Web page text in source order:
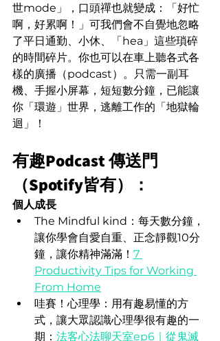
世mode」，口頭禪也就變成：「好忙
啊，好累啊！」可我們會不自覺地忽略
了平日通勤、小休、「hea」這些瑣碎
的時間碎片。你也可以在車上聽各式各
樣的廣播（podcast）。只需一副耳
機、手握小屏幕，短短數分鐘，已能讓
你「環遊」世界，逃離工作的「地獄輪
迴」！
有趣Podcast 傳送門
（Spotify皆有）：
個人成長
The Mindful kind：每天數分鐘，
讓你學會自愛自重、正念靜觀10分
鐘，讓你精神滿滿！ 7
Productivity Tips for Working
From Home
哇賽！心理學：用有趣易懂的方
式，讓大眾認識心理學很有趣的一
期： 法客心法聊天室ep6｜從鬼滅